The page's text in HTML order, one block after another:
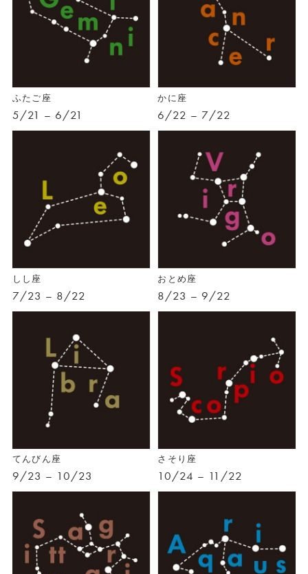
ふたご座
5/21 – 6/21
かに座
6/22 – 7/22
しし座
7/23 – 8/22
おとめ座
8/23 – 9/22
てんびん座
9/23 – 10/23
さそり座
10/24 – 11/22